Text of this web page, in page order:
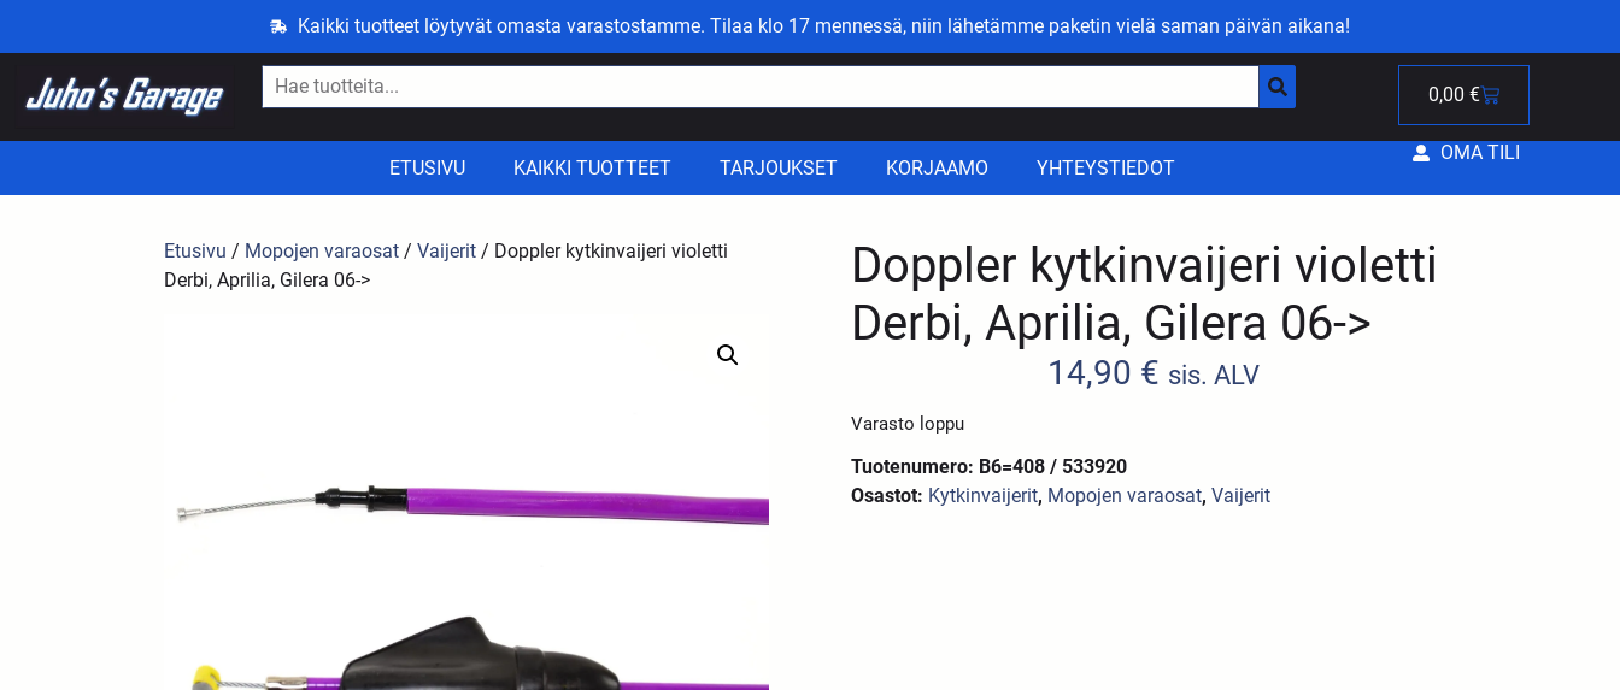
Kaikki tuotteet löytyvät omasta varastostamme. Tilaa klo 17 mennessä, niin lähetämme paketin vielä saman päivän aikana!
0,00 €
ETUSIVU KAIKKI TUOTTEET TARJOUKSET KORJAAMO YHTEYSTIEDOT
OMA TILI
Etusivu / Mopojen varaosat /Vaijerit / Doppler kytkinvaijeri violetti
Derbi, Aprilia, Gilera 06->
Doppler kytkinvaijeri violetti
Derbi, Aprilia, Gilera 06->
14,90 € sis. ALV
Varasto loppu
Tuotenumero: B6=408 / 533920
Osastot: Kytkinvaijerit, Mopojen varaosat,Vaijerit